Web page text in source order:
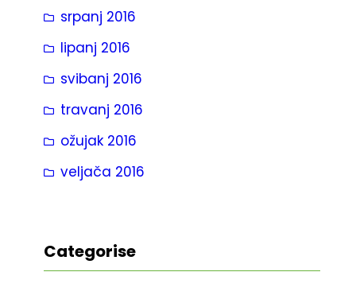
srpanj 2016
lipanj 2016
svibanj 2016
travanj 2016
ožujak 2016
veljača 2016
Categorise